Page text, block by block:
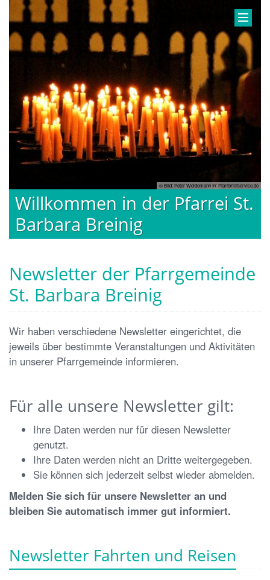
© Bild: Peter Weidemann In: Pfarrbriefservice.de
Willkommen in der Pfarrei St.
Barbara Breinig
Newsletter der Pfarrgemeinde
St. Barbara Breinig
Wir haben verschiedene Newsletter eingerichtet, die
jeweils über bestimmte Veranstaltungen und Aktivitäten
in unserer Pfarrgemeinde informieren.
Für alle unsere Newsletter gilt:
Ihre Daten werden nur für diesen Newsletter
genutzt.
Ihre Daten werden nicht an Dritte weitergegeben.
Sie können sich jederzeit selbst wieder abmelden.
Melden Sie sich für unsere Newsletter an und
bleiben Sie automatisch immer gut informiert.
Newsletter Fahrten und Reisen